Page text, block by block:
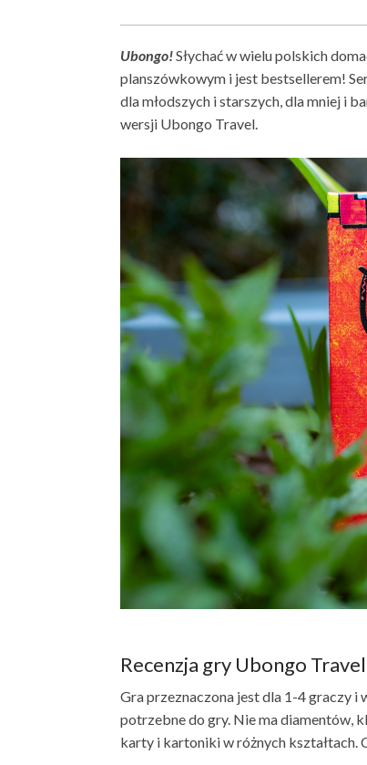
Ubongo!Słychać w wielu polskich
planszówkowym i jest bestsellerem!
dla młodszych i starszych, dla mniej i
wersji Ubongo Travel.
Recenzja gry Ubongo Travel
Gra przeznaczona jest dla 1-4 graczy
potrzebne do gry. Nie ma diamentów,
karty i kartoniki w różnych